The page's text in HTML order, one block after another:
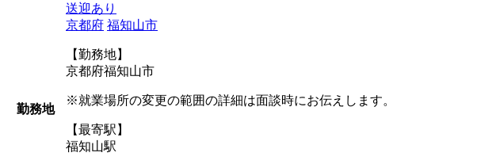
勤務地
送迎あり
京都府 福知山市
【勤務地】
京都府福知山市
※就業場所の変更の範囲の詳細は面談時にお伝えします。
【最寄駅】
福知山駅